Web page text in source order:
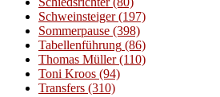
Schweinsteiger(197)
Sommerpause (398)
Tabellenführung (86)
Thomas Müller(110)
Toni Kroos (94)
Transfers (310)